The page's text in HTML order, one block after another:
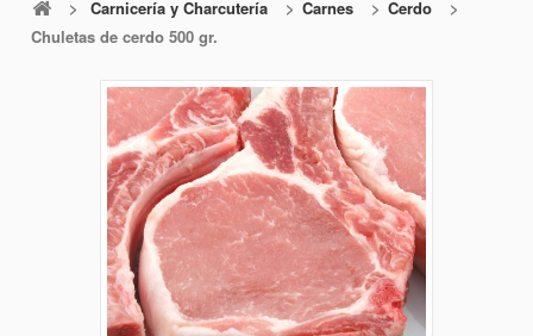
ALIMENTACIÓN
REFRESCOS
CARNICERÍA Y CHARCUTERÍA
CONGELADOS
> Carnicería y Charcutería > Carnes > Cerdo
>
Chuletas de cerdo 500 gr.